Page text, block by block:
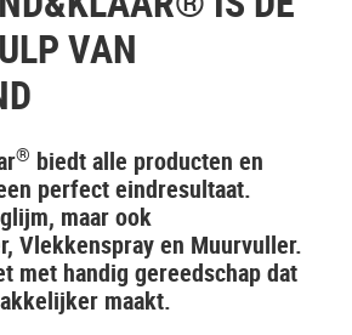
VAN
® biedt alle producten en
perfect eindresultaat.
maar ook
Vlekkenspray en Muurvuller.
met handig gereedschap dat
maakt.